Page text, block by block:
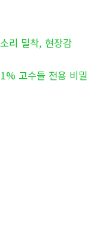
리 밀착, 현장감
고수들 전용 비밀